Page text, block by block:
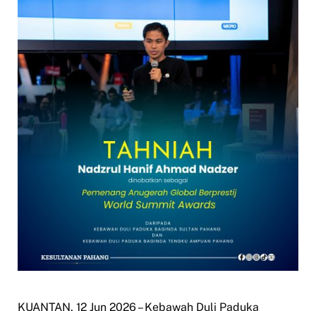
KUANTAN, 12 Jun 2026 – Kebawah Duli Paduka